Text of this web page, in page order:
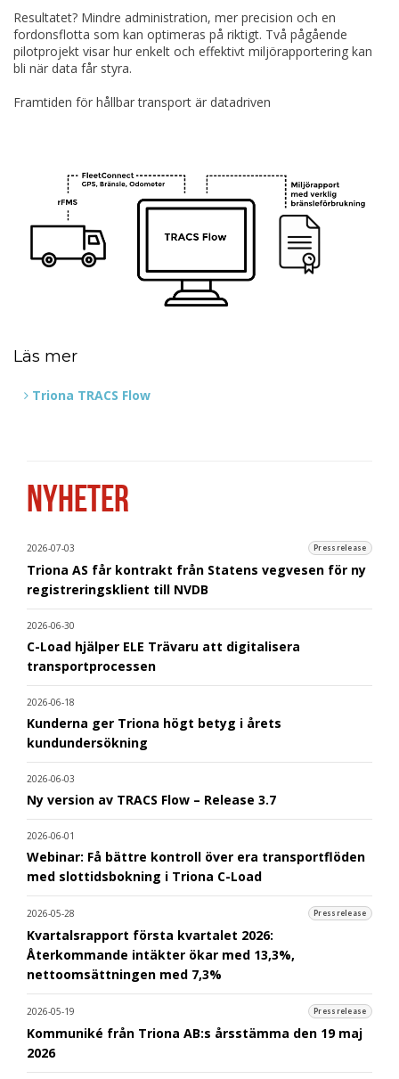
Resultatet? Mindre administration, mer precision och en
fordonsflotta som kan optimeras på riktigt. Två pågående
pilotprojekt visar hur enkelt och effektivt miljörapportering kan
bli när data får styra.
Framtiden för hållbar transport är datadriven
Läs mer
Triona TRACS Flow
NYHETER
2026-07-03 Pressrelease
Triona AS får kontrakt från Statens vegvesen för ny
registreringsklient till NVDB
2026-06-30
C-Load hjälper ELE Trävaru att digitalisera
transportprocessen
2026-06-18
Kunderna ger Triona högt betyg i årets
kundundersökning
2026-06-03
Ny version av TRACS Flow – Release 3.7
2026-06-01
Webinar: Få bättre kontroll över era transportflöden
med slottidsbokning i Triona C-Load
2026-05-28 Pressrelease
Kvartalsrapport första kvartalet 2026:
Återkommande intäkter ökar med 13,3%,
nettoomsättningen med 7,3%
2026-05-19 Pressrelease
Kommuniké från Triona AB:s årsstämma den 19 maj
2026